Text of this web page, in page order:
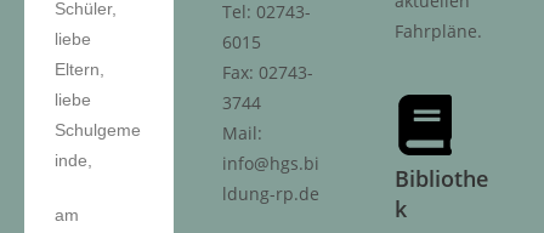
Tel: 02743-
6015
Fax: 02743-
3744
Mail:
info@hgs.bi
ldung-rp.de
Schüler,
liebe
Eltern,
liebe
Schulgeme
inde,
am
Fahrpläne.
Bibliothe
k